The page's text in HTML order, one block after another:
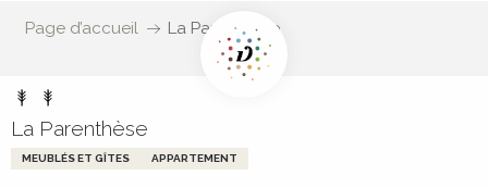
Page d’accueil La Parenthèse
La Parenthèse
MEUBLÉS ET GÎTES APPARTEMENT